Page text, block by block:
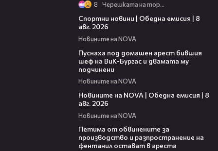
8 Черешката на тортата
Спортни новини | Обедна емисия | 8
aвг. 2026
Новините на NOVA
Пуснаха под домашен арест бившия
шеф на ВиК-Бургас и двамата му
подчинени
Новините на NOVA
Новините на NOVA | Обедна емисия | 8
авг. 2026
Новините на NOVA
Петима от обвинените за
производство и разпространение на
фентанил остават в ареста